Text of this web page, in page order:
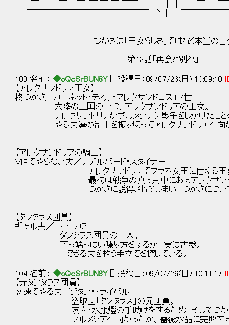
￣￣￣￣￣￣￣￣￣￣￣￣￣￣￣ ＼|／ ￣￣￣￣￣￣
つかさは「王女らしさ」ではなく本当の自分を
第13話「再会と別れ」
103 名前： ◆oQcSrBUN8Y [] 投稿日：09/07/26(日) 10:09:10
【アレクサンドリア王女】
柊つかさ／ガーネット・ティル・アレクサンドロス１７世
大陸の三国の一つ、アレクサンドリアの王女。
アレクサンドリアがブルメシアに戦争をしかけたこと
やる夫達の制止を振り切ってアレクサンドリアへ向
【アレクサンドリアの騎士】
ＶＩＰでやらない夫／アデルバード・スタイナー
アレクサンドリアでブラネ女王に仕える王宮
最初は戦争の真っ只中にあるアレクサンドリア
つかさに説得されてしまい、つかさについてい
【タンタラス団員】
ギャル夫／ マーカス
タンタラス団員の一人。
下っ端っぽい喋り方をするが、実は古参。
できる夫を救う手立てを探している。
104 名前： ◆oQcSrBUN8Y [] 投稿日：09/07/26(日) 10:11:17
【元タンタラス団員】
ν速でやる夫／ジタン・トライバル
盗賊団「タンタラス」の元団員。
友人・水銀燈の手助けをするため、そしてつかさ
ブルメシアへ向かったが、薔薇水晶に完敗する